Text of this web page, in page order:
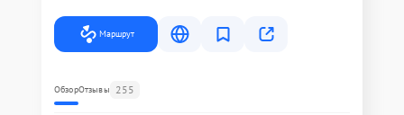
Маршрут
ОбзорОтзывы 255